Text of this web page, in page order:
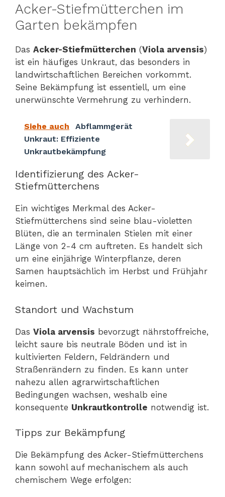
Acker-Stiefmütterchen im
Garten bekämpfen
Das Acker-Stiefmütterchen (Viola arvensis)
ist ein häufiges Unkraut, das besonders in
landwirtschaftlichen Bereichen vorkommt.
Seine Bekämpfung ist essentiell, um eine
unerwünschte Vermehrung zu verhindern.
Siehe auch
Abflammgerät
Unkraut: Effiziente
Unkrautbekämpfung
Identifizierung des Acker-
Stiefmütterchens
Ein wichtiges Merkmal des Acker-
Stiefmütterchens sind seine blau-violetten
Blüten, die an terminalen Stielen mit einer
Länge von 2-4 cm auftreten. Es handelt sich
um eine einjährige Winterpflanze, deren
Samen hauptsächlich im Herbst und Frühjahr
keimen.
Standort und Wachstum
Das Viola arvensis bevorzugt nährstoffreiche,
leicht saure bis neutrale Böden und ist in
kultivierten Feldern, Feldrändern und
Straßenrändern zu finden. Es kann unter
nahezu allen agrarwirtschaftlichen
Bedingungen wachsen, weshalb eine
konsequente Unkrautkontrolle notwendig ist.
Tipps zur Bekämpfung
Die Bekämpfung des Acker-Stiefmütterchens
kann sowohl auf mechanischem als auch
chemischem Wege erfolgen: